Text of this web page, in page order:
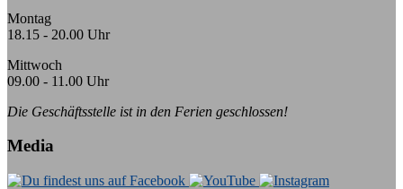
Montag
18.15 - 20.00 Uhr
Mittwoch
09.00 - 11.00 Uhr
Die Geschäftsstelle ist in den Ferien geschlossen!
Media